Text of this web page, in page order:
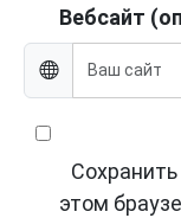
Вебсайт
этом